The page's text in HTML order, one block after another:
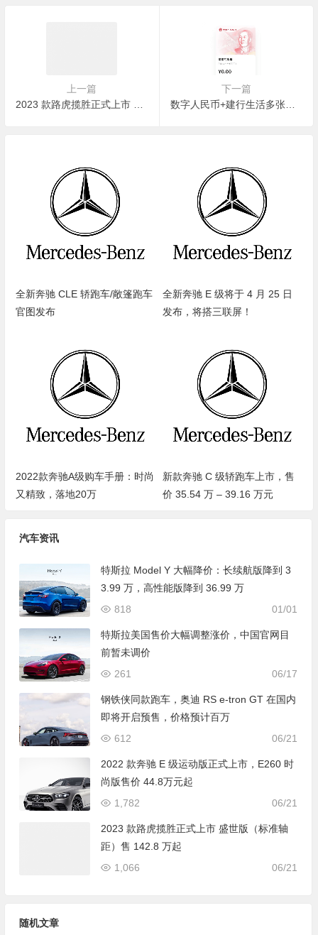
上一篇
2023 款路虎揽胜正式上市 盛世版（标准轴距）售 142.8 万起
下一篇
数字人民币+建行生活多张优惠券，满51减50元支持线下购物使用
全新奔驰 CLE 轿跑车/敞篷跑车
官图发布
全新奔驰 E 级将于 4 月 25 日
发布，将搭三联屏！
2022款奔驰A级购车手册：时尚
又精致，落地20万
新款奔驰 C 级轿跑车上市，售
价 35.54 万 – 39.16 万元
汽车资讯
特斯拉 Model Y 大幅降价：长续航版降到 3
3.99 万，高性能版降到 36.99 万
01/01
818
特斯拉美国售价大幅调整涨价，中国官网目
前暂未调价
06/17
261
钢铁侠同款跑车，奥迪 RS e-tron GT 在国内
即将开启预售，价格预计百万
06/21
612
2022 款奔驰 E 级运动版正式上市，E260 时
尚版售价 44.8万元起
06/21
1,782
2023 款路虎揽胜正式上市 盛世版（标准轴
距）售 142.8 万起
06/21
1,066
随机文章